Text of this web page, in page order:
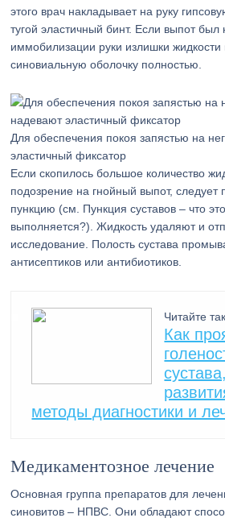
этого врач накладывает на руку
тугой эластичный бинт. Если выпот
иммобилизации руки излишки жидкости
синовиальную оболочку полностью.
Для обеспечения покоя запястью на
эластичный фиксатор
Если скопилось большое количество
подозрение на гнойный выпот, следует
пункцию (см. Пункция суставов – что
выполняется?). Жидкость удаляют и
исследование. Полость сустава
антисептиков или антибиотиков.
Читайте
Как
методы диагностики и
Медикаментозное лечение
Основная группа препаратов для
синовитов – НПВС. Они обладают